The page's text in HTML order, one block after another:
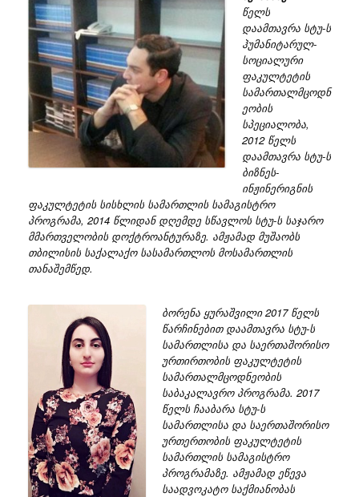
წელს
დაამთავრა სტუ-ს
ჰუმანიტარულ-
სოციალური
ფაკულტეტის
სამართალმცოდნ
ეობის
სპეციალობა,
2012 წელს
დაამთავრა სტუ-ს
ბიზნეს-
ინჟინერიგნის
ფაკულტეტის სისხლის სამართლის სამაგისტრო
პროგრამა, 2014 წლიდან დღემდე სწავლოს სტუ-ს საჯარო
მმართველობის დოქტროანტურაზე. ამჟამად მუშაობს
თბილისის საქალაქო სასამართლოს მოსამართლის
თანაშემწედ.
ბორენა ყურაშვილი 2017 წელს
წარჩინებით დაამთავრა სტუ-ს
სამართლისა და საერთაშორისო
ურთირთობის ფაკულტეტის
სამართალმცოდნეობის
საბაკალავრო პროგრამა. 2017
წელს ჩააბარა სტუ-ს
სამართლისა და საერთაშორისო
ურთერთობის ფაკულტეტის
სამართლის სამაგისტრო
პროგრამაზე. ამჟამად ეწევა
საადვოკატო საქმიანობას